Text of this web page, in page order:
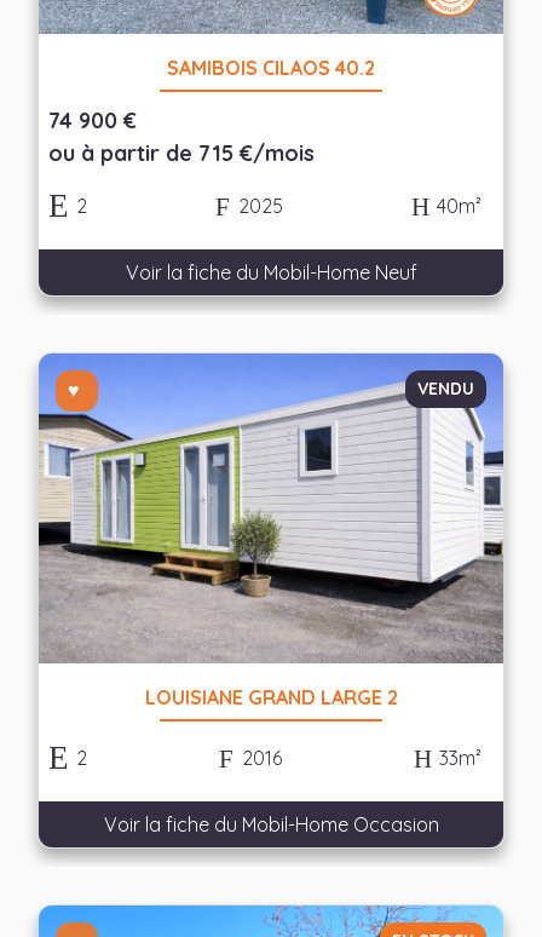
SAMIBOIS CILAOS 40.2
74 900 €
ou à partir de 715 €/mois
2 2025 40m²
Voir la fiche du Mobil-Home Neuf
VENDU
LOUISIANE GRAND LARGE 2
2 2016 33m²
Voir la fiche du Mobil-Home Occasion